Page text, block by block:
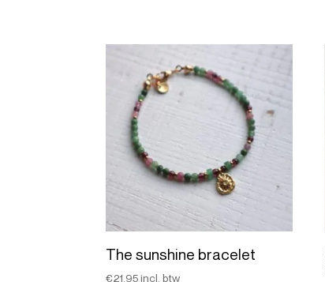
The sunshine bracelet
€21.95 incl. btw